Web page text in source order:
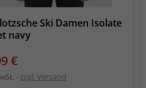
Ski Damen Isolate
navy
€
zzgl. Versand